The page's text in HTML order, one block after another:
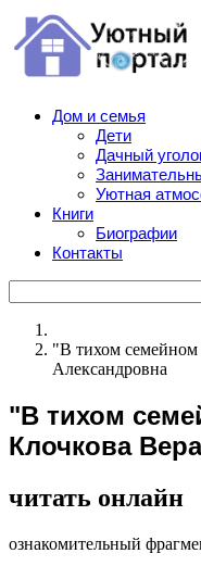
Дом и семья
Дети
Дачный
Уютная
Книги
Биографии
Контакты
"В тихом семейном
Александровна
"В тихом
Клочкова
читать онлайн
ознакомительный